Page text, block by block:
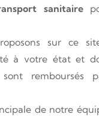
sanitaire
sur ce
à votre état et
sont remboursés
de notre